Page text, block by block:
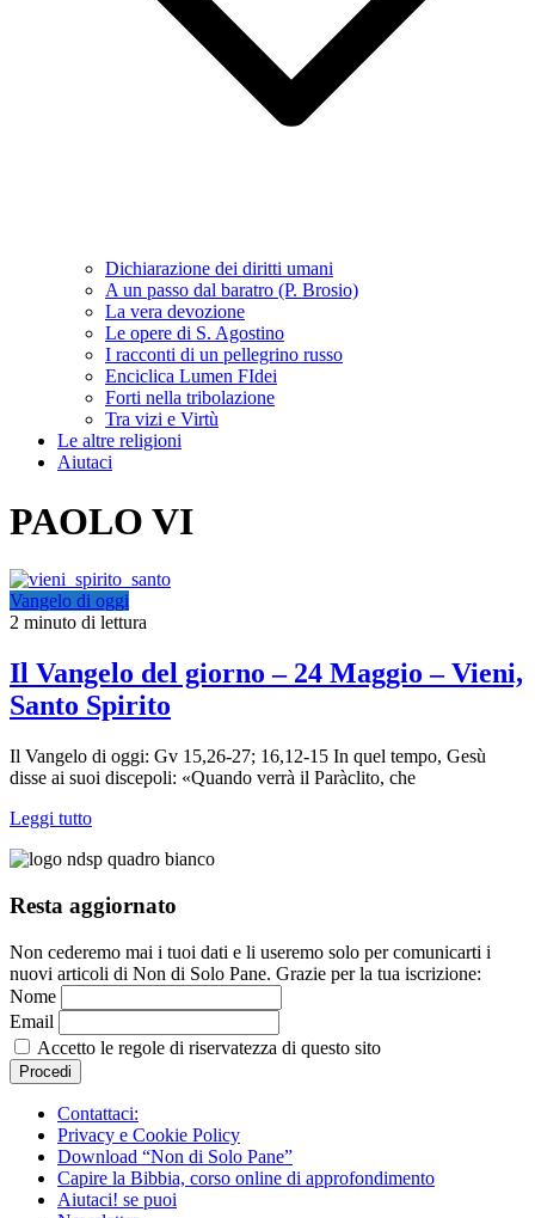
Dichiarazione dei diritti umani
A un passo dal baratro (P. Brosio)
La vera devozione
Le opere di S. Agostino
I racconti di un pellegrino russo
Enciclica Lumen FIdei
Forti nella tribolazione
Tra vizi e Virtù
Le altre religioni
Aiutaci
PAOLO VI
Vangelo di oggi
2 minuto di lettura
Il Vangelo del giorno – 24 Maggio – Vieni,
Santo Spirito
Il Vangelo di oggi: Gv 15,26-27; 16,12-15 In quel tempo, Gesù
disse ai suoi discepoli: «Quando verrà il Paràclito, che
Leggi tutto
Resta aggiornato
Non cederemo mai i tuoi dati e li useremo solo per comunicarti i
nuovi articoli di Non di Solo Pane. Grazie per la tua iscrizione:
Nome
Email
Accetto le regole di riservatezza di questo sito
Contattaci:
Privacy e Cookie Policy
Download “Non di Solo Pane”
Capire la Bibbia, corso online di approfondimento
Aiutaci! se puoi